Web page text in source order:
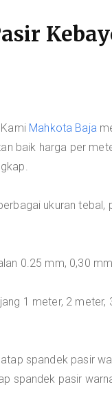
Mahkota Baja
baik harga per
ukuran
0.25 mm, 0,30
1 meter, 2 meter,
spandek pasir
spandek pasir